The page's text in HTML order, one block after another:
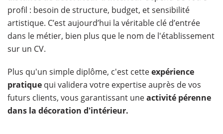
profil : besoin de structure, budget, et sensibilité
artistique. C’est aujourd’hui la véritable clé d’entrée
dans le métier, bien plus que le nom de l'établissement
sur un CV.
Plus qu'un simple diplôme, c'est cetteexpérience
pratique qui validera votre expertise auprès de vos
futurs clients, vous garantissant uneactivité pérenne
dans la décoration d'intérieur.